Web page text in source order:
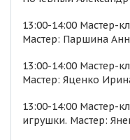
13:00-14:00 Мастер-
Мастер: Паршина
13:00-14:00 Мастер-
Мастер: Яценко
13:00-14:00 Мастер-
игрушки. Мастер: